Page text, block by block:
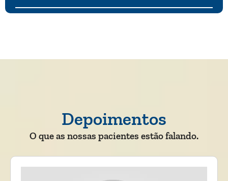
Depoimentos
O que as nossas pacientes estão falando.